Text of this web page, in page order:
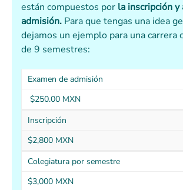
están compuestos por la inscripción
admisión. Para que tengas una idea
dejamos un ejemplo para una carrera
de 9 semestres:
Examen de admisión
$250.00 MXN
Inscripción
$2,800 MXN
Colegiatura por semestre
$3,000 MXN